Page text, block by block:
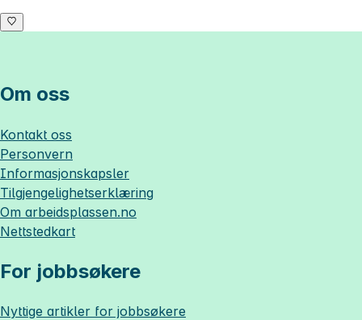
Om oss
Kontakt oss
Personvern
Informasjonskapsler
Tilgjengelighetserklæring
Om arbeidsplassen.no
Nettstedkart
For jobbsøkere
Nyttige artikler for jobbsøkere